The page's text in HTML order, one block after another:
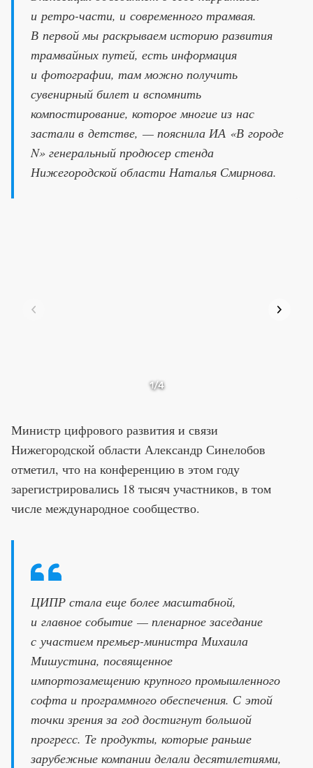
и ретро-части, и современного трамвая.
В первой мы раскрываем историю развития
трамвайных путей, есть информация
и фотографии, там можно получить
сувенирный билет и вспомнить
компостирование, которое многие из нас
застали в детстве, — пояснила ИА «В городе
N» генеральный продюсер стенда
Нижегородской области Наталья Смирнова.
1/4
Министр цифрового развития и связи
Нижегородской области Александр Синелобов
отметил, что на конференцию в этом году
зарегистрировались 18 тысяч участников, в том
числе международное сообщество.
ЦИПР стала еще более масштабной,
и главное событие — пленарное заседание
с участием премьер-министра Михаила
Мишустина, посвященное
импортозамещению крупного промышленного
софта и программного обеспечения. С этой
точки зрения за год достигнут большой
прогресс. Те продукты, которые раньше
зарубежные компании делали десятилетиями,